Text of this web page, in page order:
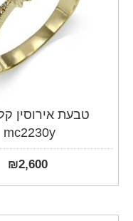
טבעת אירוסין
mc2230y
₪2,600